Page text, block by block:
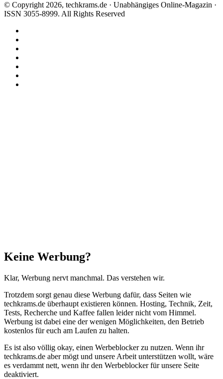
© Copyright 2026, techkrams.de · Unabhängiges Online-Magazin ·
ISSN 3055-8999. All Rights Reserved
Schließen
Keine Werbung?
Klar, Werbung nervt manchmal. Das verstehen wir.
Trotzdem sorgt genau diese Werbung dafür, dass Seiten wie
techkrams.de überhaupt existieren können. Hosting, Technik, Zeit,
Tests, Recherche und Kaffee fallen leider nicht vom Himmel.
Werbung ist dabei eine der wenigen Möglichkeiten, den Betrieb
kostenlos für euch am Laufen zu halten.
Es ist also völlig okay, einen Werbeblocker zu nutzen. Wenn ihr
techkrams.de aber mögt und unsere Arbeit unterstützen wollt, wäre
es verdammt nett, wenn ihr den Werbeblocker für unsere Seite
deaktiviert.